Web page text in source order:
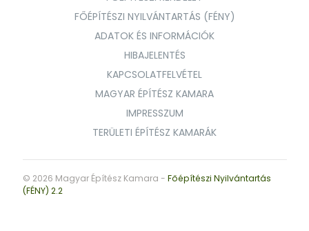
FŐÉPÍTÉSZI NYILVÁNTARTÁS (FÉNY)
ADATOK ÉS INFORMÁCIÓK
HIBAJELENTÉS
KAPCSOLATFELVÉTEL
MAGYAR ÉPÍTÉSZ KAMARA
IMPRESSZUM
TERÜLETI ÉPÍTÉSZ KAMARÁK
© 2026 Magyar Építész Kamara - Főépítészi Nyilvántartás
(FÉNY) 2.2